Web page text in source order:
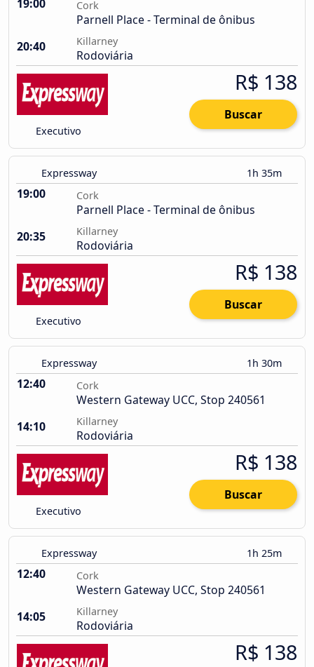
19:00 Cork
Parnell Place - Terminal de ônibus
20:40
Killarney
Rodoviária
Executivo
R$ 138
Buscar
Expressway 1h 35m
19:00 Cork
Parnell Place - Terminal de ônibus
20:35
Killarney
Rodoviária
Executivo
R$ 138
Buscar
Expressway 1h 30m
12:40 Cork
Western Gateway UCC, Stop 240561
14:10
Killarney
Rodoviária
Executivo
R$ 138
Buscar
Expressway 1h 25m
12:40 Cork
Western Gateway UCC, Stop 240561
14:05
Killarney
Rodoviária
R$ 138